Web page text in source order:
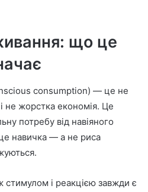
що це
consumption) — це не
не жорстка економія. Це
потребу від навіяного
навичка — а не риса
стимулом і реакцією завжди є